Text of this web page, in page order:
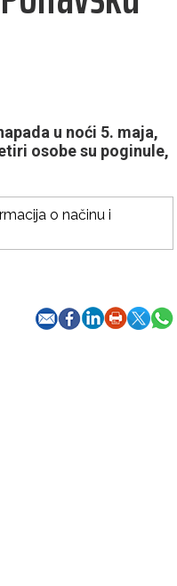
u noći 5. maja,
osobe su poginule,
o načinu i